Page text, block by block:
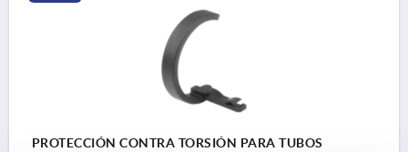
PROTECCIÓN CONTRA TORSIÓN PARA TUBOS